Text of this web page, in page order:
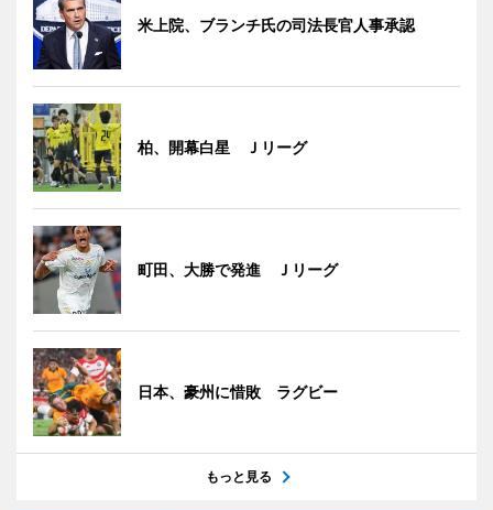
米上院、ブランチ氏の司法長官人事承認
柏、開幕白星 Ｊリーグ
町田、大勝で発進 Ｊリーグ
日本、豪州に惜敗 ラグビー
もっと見る